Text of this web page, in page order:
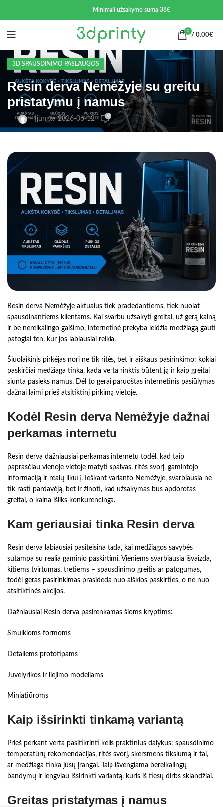
Minimali užsakymo suma 38€
0
/ 0.00€
3D SPAUSDINIMO PASLAUGOS
Resin derva Nemėžyje su greitu
pristatymu į namus
Įjungta 2026-06-12 0
Resin derva Nemėžyje aktualus tiek pradedantiems, tiek nuolat
spausdinantiems klientams. Kai svarbu užsakyti greitai, už gerą kainą
ir be nereikalingo gaišimo, internetinė prekyba leidžia medžiagą gauti
patogiai ten, kur jos labiausiai reikia.
Šiuolaikinis pirkėjas nori ne tik ritės, bet ir aiškaus pasirinkimo: kokiai
paskirčiai medžiaga tinka, kada verta rinktis būtent ją ir kaip greitai
siunta pasieks namus. Dėl to gerai paruoštas internetinis pasiūlymas
dažnai laimi prieš atsitiktinį pirkimą vietoje.
Kodėl Resin derva Nemėžyje dažnai
perkamas internetu
Resin derva dažniausiai perkamas internetu todėl, kad taip
paprasčiau vienoje vietoje matyti spalvas, ritės svorį, gamintojo
informaciją ir realų likutį. Ieškant varianto Nemėžyje, svarbiausia ne
tik rasti pardavėją, bet ir žinoti, kad užsakymas bus apdorotas
greitai, o kaina išliks konkurencinga.
Kam geriausiai tinka Resin derva
Resin derva labiausiai pasiteisina tada, kai medžiagos savybės
sutampa su realia gaminio paskirtimi. Vieniems svarbiausia išvaizda,
kitiems tvirtumas, tretiems – spausdinimo greitis ar patogumas,
todėl geras pasirinkimas prasideda nuo aiškios paskirties, o ne nuo
atsitiktinės akcijos.
Dažniausiai Resin derva pasirenkamas šioms kryptims:
Smulkioms formoms
Detaliems prototipams
Juvelyrikos ir liejimo modeliams
Miniatiūroms
Kaip išsirinkti tinkamą variantą
Prieš perkant verta pasitikrinti kelis praktinius dalykus: spausdinimo
temperatūrų rekomendacijas, ritės svorį, skersmens tikslumą ir tai,
ar medžiaga tinka jūsų įrangai. Taip išvengiama bereikalingų
bandymų ir lengviau išsirinkti variantą, kuris iš tiesų dirbs sklandžiai.
Greitas pristatymas į namus